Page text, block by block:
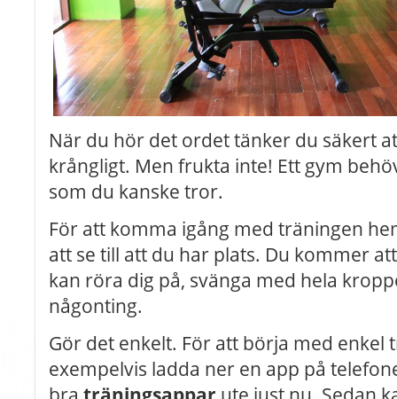
När du hör det ordet tänker du säkert
krångligt. Men frukta inte! Ett gym
som du kanske tror.
För att komma igång med träningen
att se till att du har plats. Du kommer
kan röra dig på, svänga med hela
någonting.
Gör det enkelt. För att börja med enkel
exempelvis ladda ner en app på